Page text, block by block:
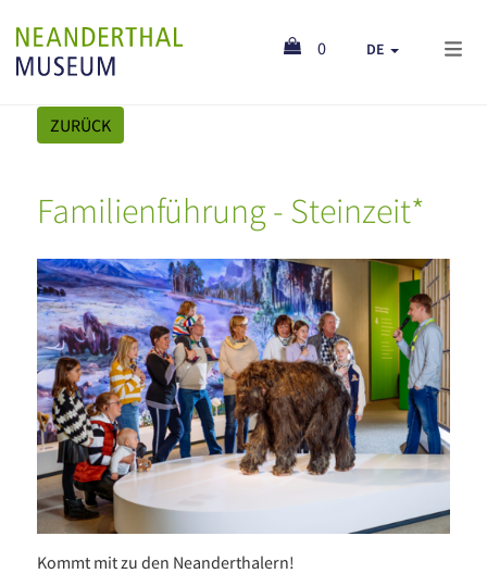
0 DE
ZURÜCK
Familienführung - Steinzeit*
Kommt mit zu den Neanderthalern!